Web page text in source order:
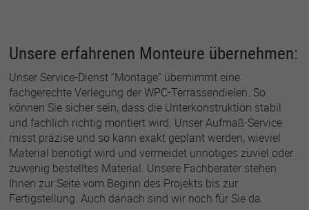
Unsere erfahrenen Monteure übernehmen:
Unser Service-Dienst “Montage” übernimmt eine
fachgerechte Verlegung der WPC-Terrassendielen. So
können Sie sicher sein, dass die Unterkonstruktion stabil
und fachlich richtig montiert wird. Unser Aufmaß-Service
misst präzise und so kann exakt geplant werden, wieviel
Material benötigt wird und vermeidet unnötiges zuviel oder
zuwenig bestelltes Material. Unsere Fachberater stehen
Ihnen zur Seite vom Beginn des Projekts bis zur
Fertigstellung. Auch danach sind wir noch für Sie da.